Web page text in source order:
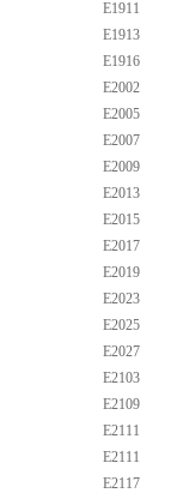
E1911
E1913
E1916
E2002
E2005
E2007
E2009
E2013
E2015
E2017
E2019
E2023
E2025
E2027
E2103
E2109
E2111
E2111
E2117